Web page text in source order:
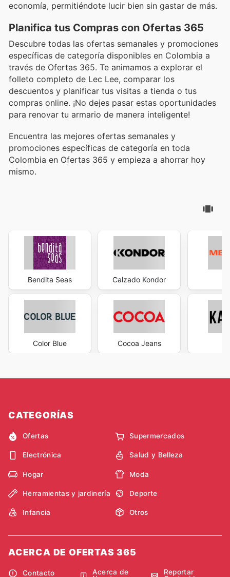
economía, permitiéndote lucir bien sin gastar de más.
Planifica tus Compras con Ofertas 365
Descubre todas las ofertas semanales y promociones
específicas de categoría disponibles en Colombia a
través de Ofertas 365. Te animamos a explorar el
folleto completo de Lec Lee, comparar los
descuentos y planificar tus visitas a tienda o tus
compras online. ¡No dejes pasar estas oportunidades
para renovar tu armario de manera inteligente!
Encuentra las mejores ofertas semanales y
promociones específicas de categoría en toda
Colombia en Ofertas 365 y empieza a ahorrar hoy
mismo.
Bendita Seas
Color Blue
Calzado Kondor
Cocoa Jeans
CATEGORÍAS
Ofertas Supermercados
Electrónica Salud y Belleza
Hogar Moda
Herramientas y jardinería Deporte
Infancia Otros
ACERCA DE OFERTAS 365
Contacto
Acerca de
Reportar